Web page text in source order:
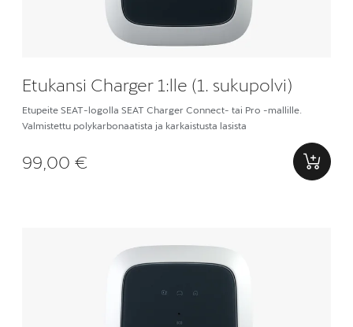
Etukansi Charger 1:lle (1. sukupolvi)
Etupeite SEAT-logolla SEAT Charger Connect- tai Pro -mallille.
Valmistettu polykarbonaatista ja karkaistusta lasista
99,00 €